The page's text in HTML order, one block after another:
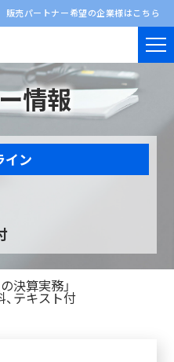
販売パートナー希望の企業様はこちら
情報
イン
決算実務」
テキスト付